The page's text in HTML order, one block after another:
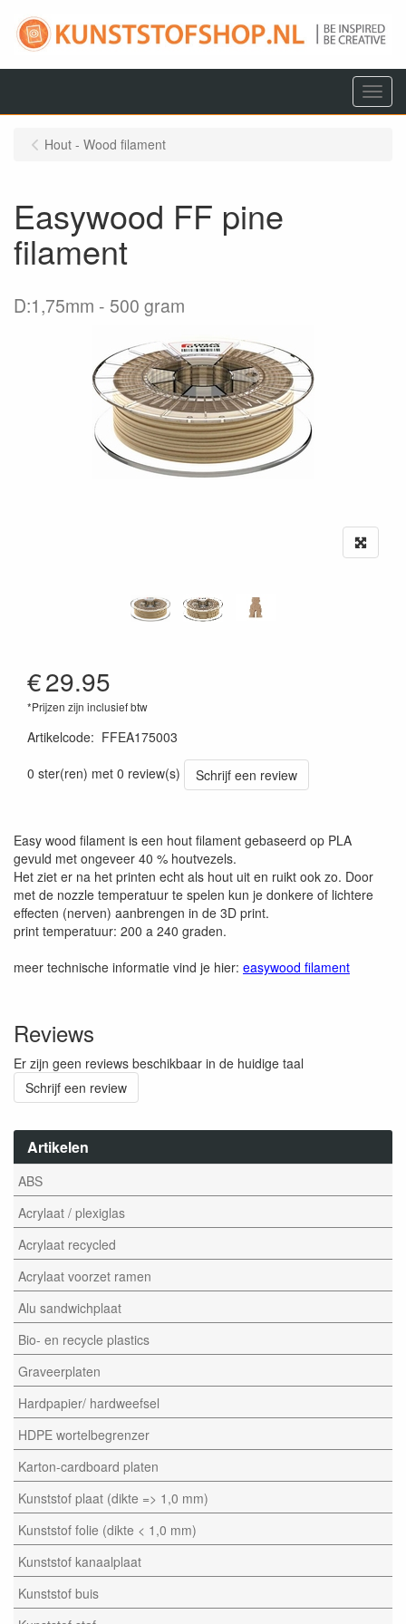
Menu
Artikelen
ABS
Acrylaat / plexiglas
Acrylaat recycled
Acrylaat voorzet ramen
Alu sandwichplaat
Bio- en recycle plastics
Graveerplaten
Hardpapier/ hardweefsel
HDPE wortelbegrenzer
Karton-cardboard platen
Kunststof plaat (dikte => 1,0 mm)
Kunststof folie (dikte < 1,0 mm)
Kunststof kanaalplaat
Kunststof buis
Hout - Wood filament
Easywood FF pine
filament
D:1,75mm 500 gram
€29.95
*Prijzen zijn inclusief btw
Artikelcode: FFEA175003
0 ster(ren) met 0 review(s)
Schrijf een review
Easy wood filament is een hout filament gebaseerd op PLA
gevuld met ongeveer 40 % houtvezels.
Het ziet er na het printen echt als hout uit en ruikt ook zo. Door
met de nozzle temperatuur te spelen kun je donkere of lichtere
effecten (nerven) aanbrengen in de 3D print.
print temperatuur: 200 a 240 graden.
meer technische informatie vind je hier: easywood filament
Reviews
Er zijn geen reviews beschikbaar in de huidige taal
Schrijf een review